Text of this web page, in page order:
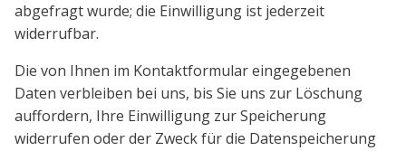
abgefragt wurde; die Einwilligung ist jederzeit
widerrufbar.
Die von Ihnen im Kontaktformular eingegebenen
Daten verbleiben bei uns, bis Sie uns zur Löschung
auffordern, Ihre Einwilligung zur Speicherung
widerrufen oder der Zweck für die Datenspeicherung